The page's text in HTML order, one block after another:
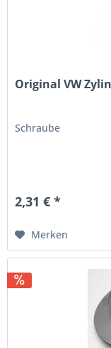
Original VW
Schraube
2,31 € *
Merken